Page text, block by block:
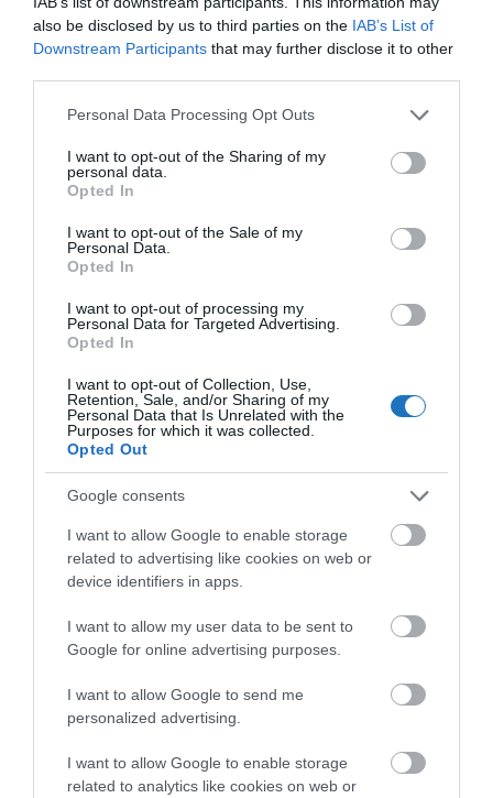
also be disclosed by us to third parties on the IAB’s List of
Downstream Participants that may further disclose it to other
Please note that this website/app uses one or more Google
not limited to your visit or usage behaviour. You may click to
grant or deny consent to Google and its third-party tags to
use your data for below specified purposes in below Google
consent section.
Personal Data Processing Opt Outs
I want to opt-out of the Sharing of my
personal data.
Opted In
I want to opt-out of the Sale of my
Personal Data.
Opted In
I want to opt-out of processing my
Personal Data for Targeted Advertising.
Opted In
I want to opt-out of Collection, Use,
Retention, Sale, and/or Sharing of my
Personal Data that Is Unrelated with the
Purposes for which it was collected.
Opted Out
Google consents
I want to allow Google to enable storage
related to advertising like cookies on web or
device identifiers in apps.
I want to allow my user data to be sent to
Google for online advertising purposes.
I want to allow Google to send me
personalized advertising.
I want to allow Google to enable storage
related to analytics like cookies on web or
stratégiájuk alaptétele az, hogy a továbbiakban az
egyéni szabadságjogok korlátozása nélkül kell
A brit egészségügyi minisztérium legfrissebb,
csütörtök esti tájékoztatása szerint a brit lakosság
százaléknak a harmadik, emlékeztető adagot is
beadták.
Ha nem szeretnél lemaradni a turizmus világának
precíz híreiről, akkor Neked szól az
csoport.
Ha útleírások, szállás vélemények is érdekelnek,
akkor vár aWellness, Utazás, Élmények
Hírlevelünkreis feliratkozhatsz.
Megosztás
Kérem nap végén az aznapi friss cikkeket!